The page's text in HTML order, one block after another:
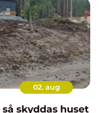
02. aug